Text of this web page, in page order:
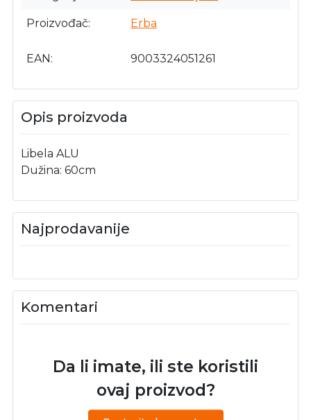
Proizvođač Erba
EAN 9003324051261
Opis proizvoda
Libela ALU
Dužina: 60cm
Najprodavanije
Komentari
Da li imate, ili ste koristili
ovaj proizvod?